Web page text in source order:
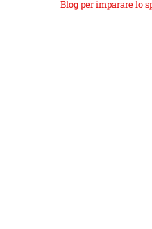
Blog per imparare lo